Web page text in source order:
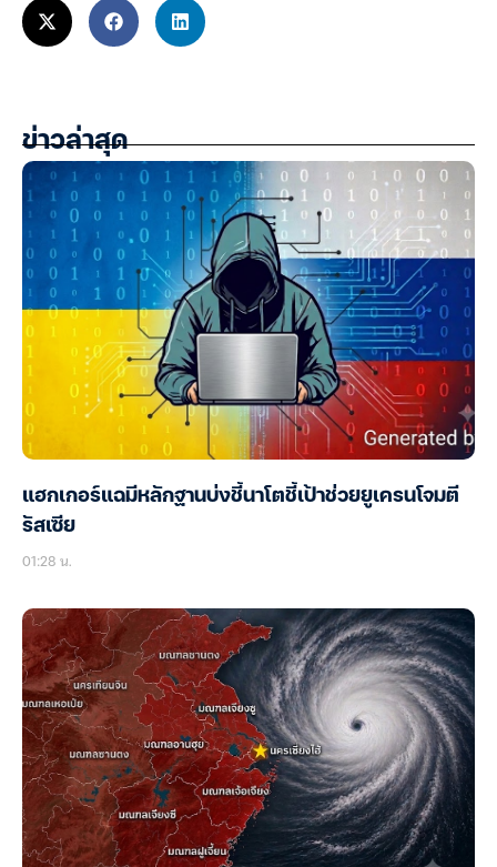
ข่าวล่าสุด
แฮกเกอร์แฉมีหลักฐานบ่งชี้นาโตชี้เป้าช่วยยูเครนโจมตี
รัสเซีย
01:28 น.